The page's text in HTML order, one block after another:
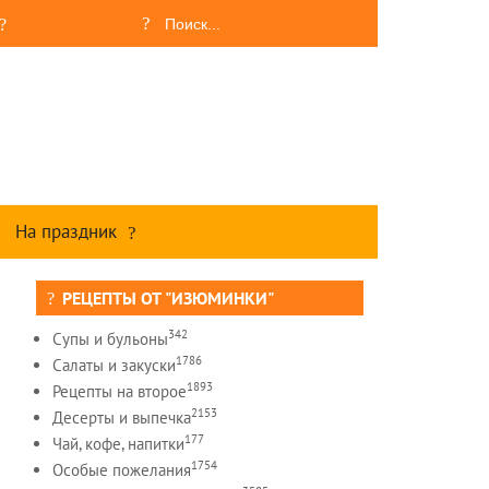
На праздник
РЕЦЕПТЫ ОТ "ИЗЮМИНКИ"
Супы и бульоны342
Салаты и закуски1786
Рецепты на второе1893
Десерты и выпечка2153
Чай, кофе, напитки177
Особые пожелания1754